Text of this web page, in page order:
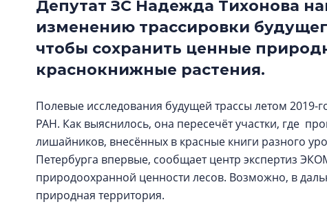
Депутат ЗС Надежда Тихонова
изменению трассировки
чтобы сохранить ценные
краснокнижные растения.
Полевые исследования будущей трассы летом 2019-
РАН. Как выяснилось, она пересечёт участки, где
лишайников, внесённых в красные книги разного
Петербурга впервые, сообщает центр экспертиз
природоохранной ценности лесов. Возможно, в
природная территория.